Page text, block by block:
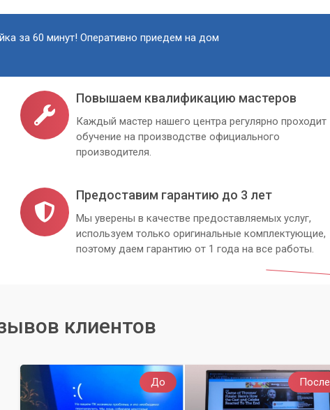
за 60 минут! Оперативно приедем на дом
Повышаем квалификацию мастеров
Каждый мастер нашего центра регулярно проходит
обучение на производстве официального
производителя.
Предоставим гарантию до 3 лет
Мы уверены в качестве предоставляемых услуг,
используем только оригинальные комплектующие,
поэтому даем гарантию от 1 года на все работы.
клиентов
До После